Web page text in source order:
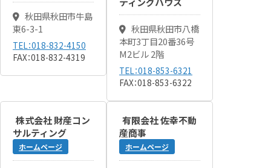
秋田県秋田市牛島
東6-3-1
TEL：018-832-4150
FAX：018-832-4319
秋田県秋田市八橋
本町3丁目20番36号
M2ビル 2階
TEL：018-853-6321
FAX：018-853-6322
株式会社 財産コン
サルティング
ホームページ
有限会社 佐幸不動
産商事
ホームページ